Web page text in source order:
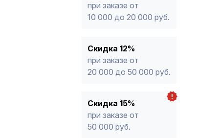
при заказе от
10 000 до 20 000 руб.
Скидка 12%
при заказе от
20 000 до 50 000 руб.
Скидка 15%
при заказе от
50 000 руб.